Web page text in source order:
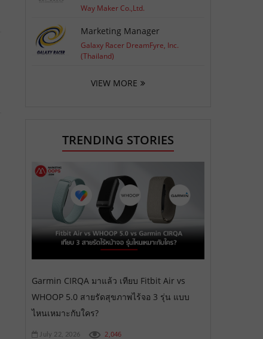
Way Maker Co.,Ltd.
Marketing Manager
Galaxy Racer DreamFyre, Inc.
(Thailand)
VIEW MORE
TRENDING STORIES
Garmin CIRQA มาแล้ว เทียบ Fitbit Air vs
WHOOP 5.0 สายรัดสุขภาพไร้จอ 3 รุ่น แบบ
ไหนเหมาะกับใคร?
July 22, 2026 2,046